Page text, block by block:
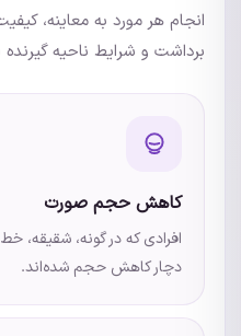
انجام هر مورد به معاینه،
برداشت و شرایط ناحیه
کاهش حجم صورت
افرادی که در گونه،
دچار کاهش حجم شده‌اند.